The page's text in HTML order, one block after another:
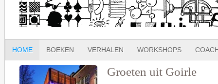
HOME BOEKEN VERHALEN WORKSHOPS
Groeten uit Goirle